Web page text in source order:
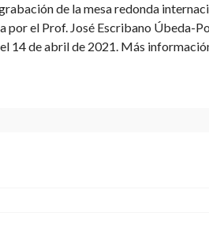
de la mesa redonda
el Prof. José Escribano Úbeda-
14 de abril de 2021. Más